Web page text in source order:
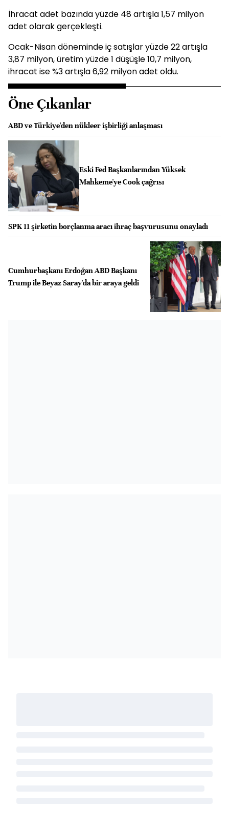
İhracat adet bazında yüzde 48 artışla 1,57 milyon
adet olarak gerçekleşti.
Ocak-Nisan döneminde iç satışlar yüzde 22 artışla
3,87 milyon, üretim yüzde 1 düşüşle 10,7 milyon,
ihracat ise %3 artışla 6,92 milyon adet oldu.
Öne Çıkanlar
ABD ve Türkiye'den nükleer işbirliği anlaşması
Eski Fed Başkanlarından Yüksek
Mahkeme'ye Cook çağrısı
SPK 11 şirketin borçlanma aracı ihraç başvurusunu onayladı
Cumhurbaşkanı Erdoğan ABD Başkanı
Trump ile Beyaz Saray'da bir araya geldi